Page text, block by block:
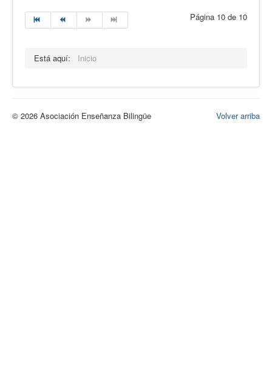
Página 10 de 10
Está aquí: Inicio
Volver arriba
© 2026 Asociación Enseñanza Bilingüe